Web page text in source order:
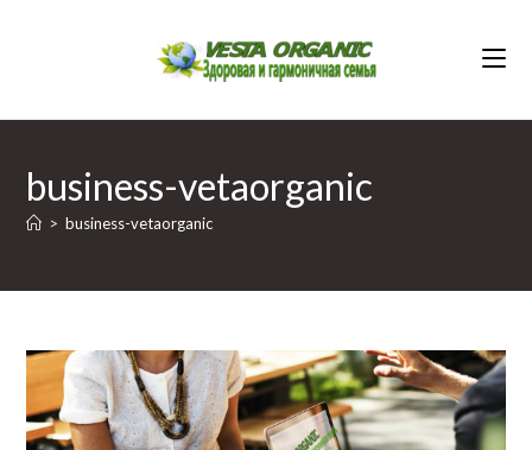
business-vetaorganic
> business-vetaorganic